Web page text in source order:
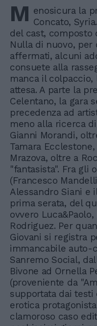
M enosicura la
Concato,
del cast, composto
Nulla di nuovo, per
affermati, alcuni
consuete alla
manca il colpaccio,
attesa. A parte la
Celentano, la gara
precedenza ad
meno alla ricerca
Gianni Morandi,
Tamara
Mrazova, oltre a
"fantasista". Fra gli
(Francesco
Alessandro Siani e
prima serata, del
ovvero
Rodriguez. Per
Giovani si registra
immancabile auto-
Sanremo Social,
Bivone ad Ornella
(proveniente da
supportata dai testi
erotica
clamoroso caso